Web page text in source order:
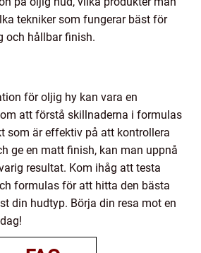
tekniker som fungerar bäst för
och hållbar finish.
för oljig hy kan vara en
att förstå skillnaderna i formulas
som är effektiv på att kontrollera
ge en matt finish, kan man uppnå
resultat. Kom ihåg att testa
formulas för att hitta den bästa
din hudtyp. Börja din resa mot en